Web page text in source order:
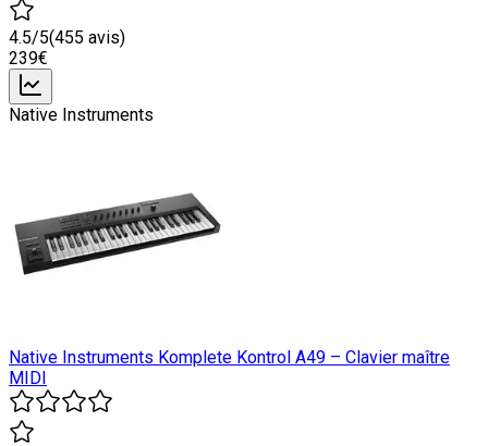
4.5/5(455 avis)
239€
Native Instruments
Native Instruments Komplete Kontrol A49 – Clavier maître
MIDI